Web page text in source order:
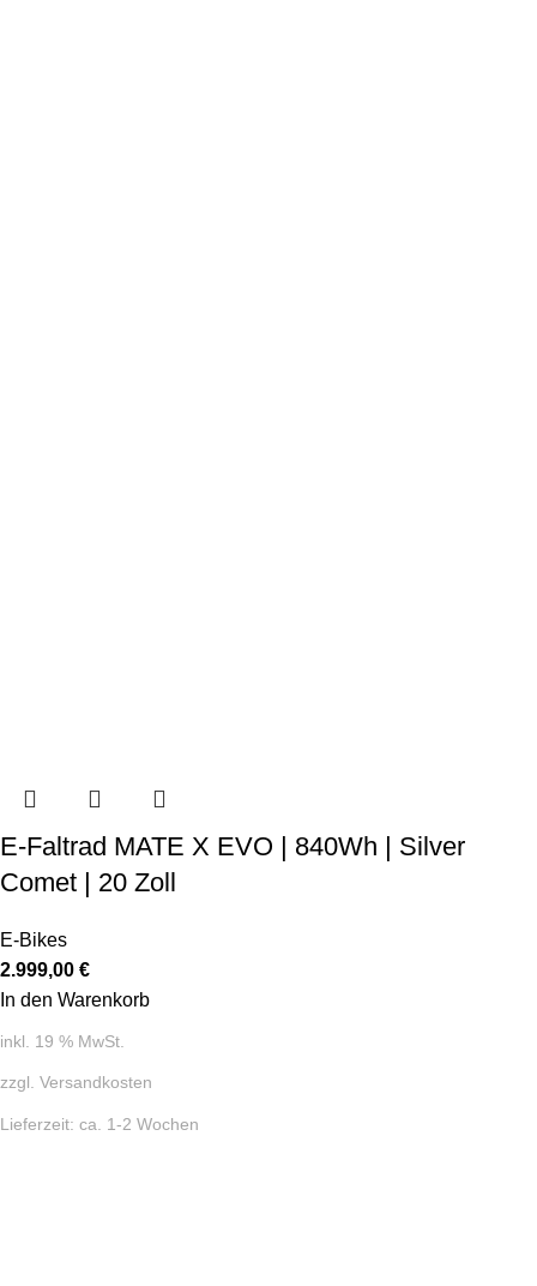
E-Faltrad MATE X EVO | 840Wh | Silver
Comet | 20 Zoll
E-Bikes
2.999,00 €
In den Warenkorb
inkl. 19 % MwSt.
zzgl. Versandkosten
Lieferzeit: ca. 1-2 Wochen